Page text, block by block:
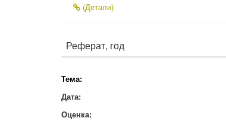
(Детали)
Реферат, год
Тема:
Дата:
Оценка: